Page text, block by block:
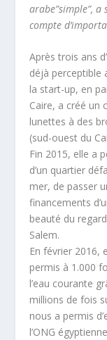
arabe”simple”, a
compte
Après trois ans
déjà perceptible
la start-up, en
Caire, a créé un
lunettes à des
(sud-ouest du
Fin 2015, elle a
d’un quartier
mer, de passer
financements
beauté du
Salem.
En février 2016,
permis à 1.000
l’eau courante
millions de fois
nous a permis
l’ONG